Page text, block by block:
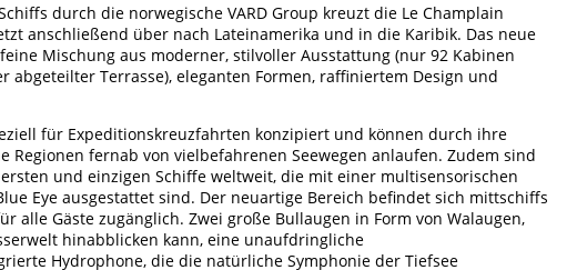
durch die norwegische VARD Group kreuzt die Le Champlain
anschließend über nach Lateinamerika und in die Karibik. Das neue
Mischung aus moderner, stilvoller Ausstattung (nur 92 Kabinen
abgeteilter Terrasse), eleganten Formen, raffiniertem Design und
für Expeditionskreuzfahrten konzipiert und können durch ihre
Regionen fernab von vielbefahrenen Seewegen anlaufen. Zudem sind
und einzigen Schiffe weltweit, die mit einer multisensorischen
Eye ausgestattet sind. Der neuartige Bereich befindet sich mittschiffs
alle Gäste zugänglich. Zwei große Bullaugen in Form von Walaugen,
hinabblicken kann, eine unaufdringliche
Hydrophone, die die natürliche Symphonie der Tiefsee
Hamburg Cruise Net e. V.
Wexstrasse 7
20355 Hamburg
T: +49-40-30051-394